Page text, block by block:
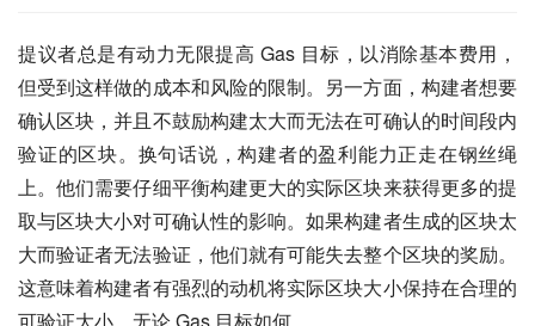
提议者总是有动力无限提高 Gas 目标，以消除基本费用，
但受到这样做的成本和风险的限制。另一方面，构建者想要
确认区块，并且不鼓励构建太大而无法在可确认的时间段内
验证的区块。换句话说，构建者的盈利能力正走在钢丝绳
上。他们需要仔细平衡构建更大的实际区块来获得更多的提
取与区块大小对可确认性的影响。如果构建者生成的区块太
大而验证者无法验证，他们就有可能失去整个区块的奖励。
这意味着构建者有强烈的动机将实际区块大小保持在合理的